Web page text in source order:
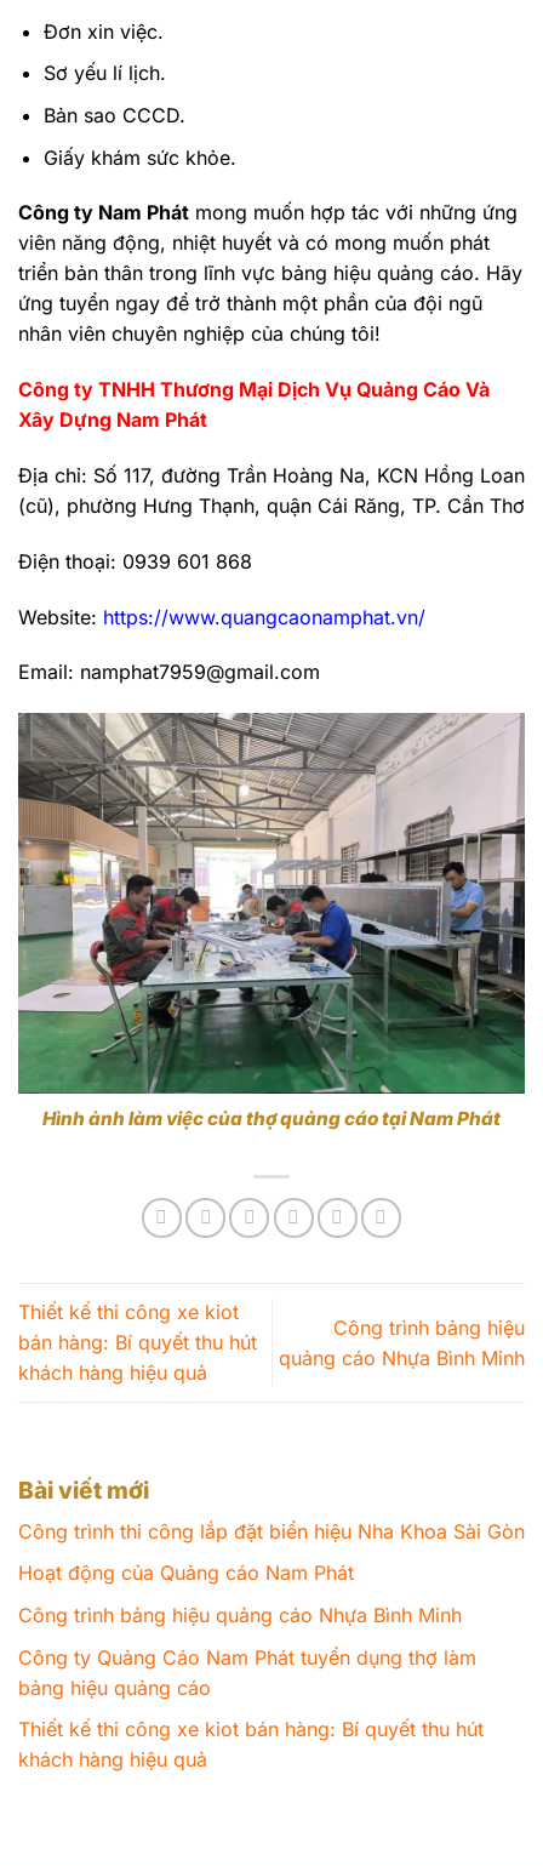
Đơn xin việc.
Sơ yếu lí lịch.
Bản sao CCCD.
Giấy khám sức khỏe.
Công ty Nam Phát mong muốn hợp tác với những ứng
viên năng động, nhiệt huyết và có mong muốn phát
triển bản thân trong lĩnh vực bảng hiệu quảng cáo. Hãy
ứng tuyển ngay để trở thành một phần của đội ngũ
nhân viên chuyên nghiệp của chúng tôi!
Công ty TNHH Thương Mại Dịch Vụ Quảng Cáo Và
Xây Dựng Nam Phát
Địa chỉ: Số 117, đường Trần Hoàng Na, KCN Hồng Loan
(cũ), phường Hưng Thạnh, quận Cái Răng, TP. Cần Thơ
Điện thoại: 0939 601 868
Website: https://www.quangcaonamphat.vn/
Email: namphat7959@gmail.com
Hình ảnh làm việc của thợ quảng cáo tại Nam Phát
Thiết kế thi công xe kiot
bán hàng: Bí quyết thu hút
khách hàng hiệu quả
Công trình bảng hiệu
quảng cáo Nhựa Bình Minh
Bài viết mới
Công trình thi công lắp đặt biển hiệu Nha Khoa Sài Gòn
Hoạt động của Quảng cáo Nam Phát
Công trình bảng hiệu quảng cáo Nhựa Bình Minh
Công ty Quảng Cáo Nam Phát tuyển dụng thợ làm
bảng hiệu quảng cáo
Thiết kế thi công xe kiot bán hàng: Bí quyết thu hút
khách hàng hiệu quả